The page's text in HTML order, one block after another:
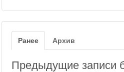
Ранее Архив
Предыдущие записи